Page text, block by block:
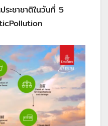
ะชาชาติในวันที่ 5